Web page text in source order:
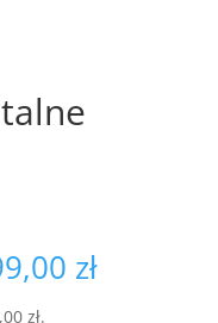
zł
zł.